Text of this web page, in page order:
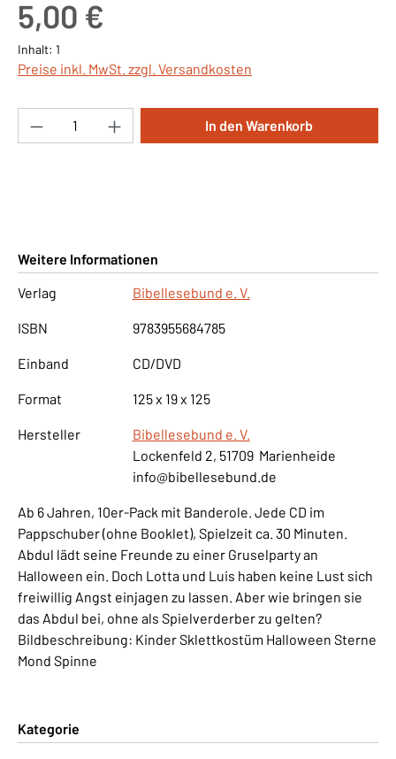
5,00 €
Inhalt: 1
Preise inkl. MwSt. zzgl. Versandkosten
Produkt Anzahl: Gib den gewünschten
In den Warenkorb
Weitere Informationen
Verlag
Bibellesebund e. V.
ISBN 9783955684785
Einband CD/DVD
Format 125 x 19 x 125
Hersteller
Bibellesebund e. V.
Lockenfeld 2, 51709 Marienheide
info@bibellesebund.de
Ab 6 Jahren, 10er-Pack mit Banderole. Jede CD im
Pappschuber (ohne Booklet), Spielzeit ca. 30 Minuten.
Abdul lädt seine Freunde zu einer Gruselparty an
Halloween ein. Doch Lotta und Luis haben keine Lust sich
freiwillig Angst einjagen zu lassen. Aber wie bringen sie
das Abdul bei, ohne als Spielverderber zu gelten?
Bildbeschreibung: Kinder Sklettkostüm Halloween Sterne
Mond Spinne
Kategorie